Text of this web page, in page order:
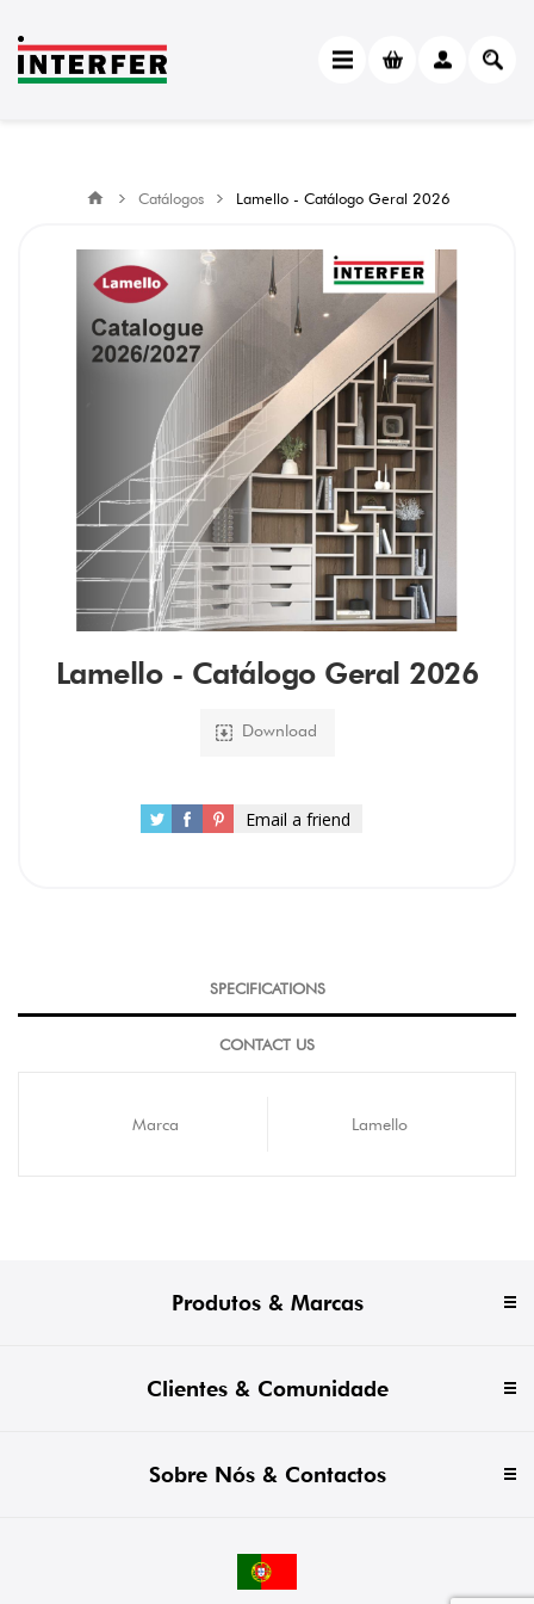
Catálogos Lamello - Catálogo Geral 2026
Lamello - Catálogo Geral 2026
Download
Email a friend
SPECIFICATIONS
CONTACT US
Marca Lamello
Produtos & Marcas
Clientes & Comunidade
Sobre Nós & Contactos